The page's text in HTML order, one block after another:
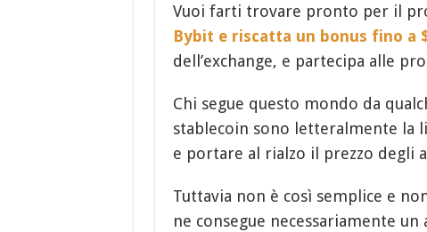
Vuoi farti trovare pronto per il
Bybit e riscatta un bonus fino a
dell’exchange, e partecipa alle
Chi segue questo mondo da
stablecoin sono letteralmente la
e portare al rialzo il prezzo degli
Tuttavia non è così semplice e
ne consegue necessariamente